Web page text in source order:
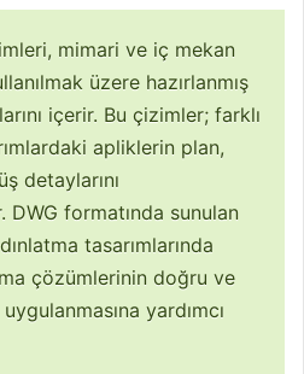
mimari ve iç mekan
üzere hazırlanmış
içerir. Bu çizimler; farklı
apliklerin plan,
detaylarını
DWG formatında sunulan
tasarımlarında
çözümlerinin doğru ve
yardımcı